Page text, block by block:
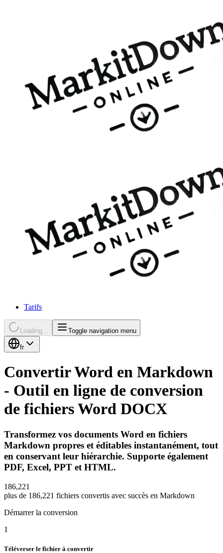
Tarifs
Loading... Toggle navigation menu
fr
Convertir Word en Markdown
- Outil en ligne de conversion
de fichiers Word DOCX
Transformez vos documents Word en fichiers
Markdown propres et éditables instantanément, tout
en conservant leur hiérarchie. Supporte également
PDF, Excel, PPT et HTML.
186,221
plus de 186,221 fichiers convertis avec succès en Markdown
Démarrer la conversion
1
Téléverser le fichier à convertir